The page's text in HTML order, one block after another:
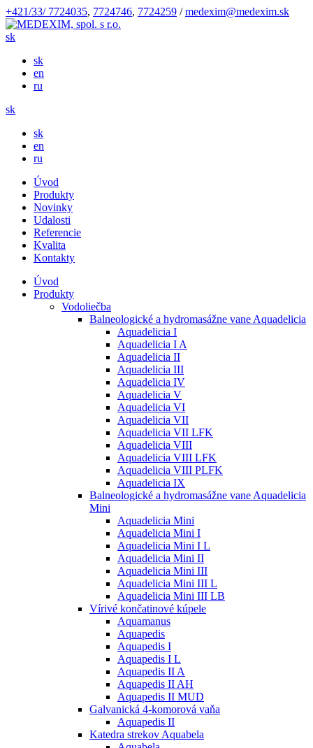
+421/33/ 7724035, 7724746, 7724259 /medexim@medexim.sk
sk
sk
en
ru
sk
sk
en
ru
Úvod
Produkty
Novinky
Udalosti
Referencie
Kvalita
Kontakty
Úvod
Produkty
Vodoliečba
Balneologické a hydromasážne vane Aquadelicia
Aquadelicia I
Aquadelicia I A
Aquadelicia II
Aquadelicia III
Aquadelicia IV
Aquadelicia V
Aquadelicia VI
Aquadelicia VII
Aquadelicia VII LFK
Aquadelicia VIII
Aquadelicia VIII LFK
Aquadelicia VIII PLFK
Aquadelicia IX
Balneologické a hydromasážne vane Aquadelicia
Mini
Aquadelicia Mini
Aquadelicia Mini I
Aquadelicia Mini I L
Aquadelicia Mini II
Aquadelicia Mini III
Aquadelicia Mini III L
Aquadelicia Mini III LB
Vírivé končatinové kúpele
Aquamanus
Aquapedis
Aquapedis I
Aquapedis I L
Aquapedis II A
Aquapedis II AH
Aquapedis II MUD
Galvanická 4-komorová vaňa
Aquapedis II
Katedra strekov Aquabela